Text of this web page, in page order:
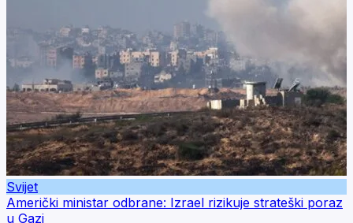
Svijet
Američki ministar odbrane: Izrael rizikuje strateški poraz
u Gazi